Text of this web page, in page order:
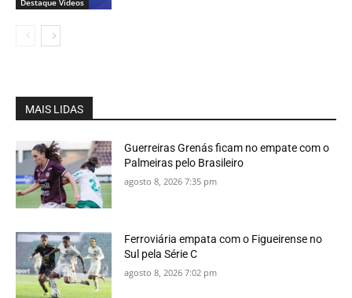
Destaque Vídeos
MAIS LIDAS
Guerreiras Grenás ficam no empate com o
Palmeiras pelo Brasileiro
agosto 8, 2026 7:35 pm
Ferroviária empata com o Figueirense no
Sul pela Série C
agosto 8, 2026 7:02 pm